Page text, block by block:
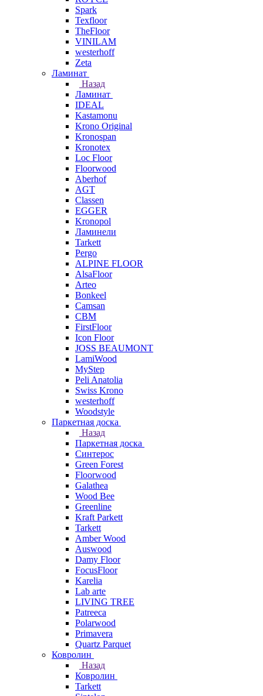
Spark
Texfloor
TheFloor
VINILAM
westerhoff
Zeta
Ламинат
Назад
Ламинат
IDEAL
Kastamonu
Krono Original
Kronospan
Kronotex
Loc Floor
Floorwood
Aberhof
AGT
Classen
EGGER
Kronopol
Ламинели
Tarkett
Pergo
ALPINE FLOOR
AlsaFloor
Arteo
Bonkeel
Camsan
CBM
FirstFloor
Icon Floor
JOSS BEAUMONT
LamiWood
MyStep
Peli Anatolia
Swiss Krono
westerhoff
Woodstyle
Паркетная доска
Назад
Паркетная доска
Синтерос
Green Forest
Floorwood
Galathea
Wood Bee
Greenline
Kraft Parkett
Tarkett
Amber Wood
Auswood
Damy Floor
FocusFloor
Karelia
Lab arte
LIVING TREE
Patreeca
Polarwood
Primavera
Quartz Parquet
Ковролин
Назад
Ковролин
Tarkett